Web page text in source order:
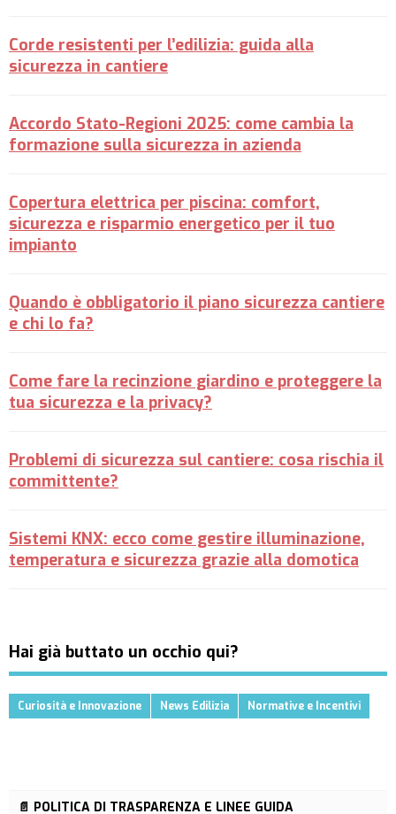
Corde resistenti per l’edilizia: guida alla
sicurezza in cantiere
Accordo Stato-Regioni 2025: come cambia la
formazione sulla sicurezza in azienda
Copertura elettrica per piscina: comfort,
sicurezza e risparmio energetico per il tuo
impianto
Quando è obbligatorio il piano sicurezza cantiere
e chi lo fa?
Come fare la recinzione giardino e proteggere la
tua sicurezza e la privacy?
Problemi di sicurezza sul cantiere: cosa rischia il
committente?
Sistemi KNX: ecco come gestire illuminazione,
temperatura e sicurezza grazie alla domotica
Hai già buttato un occhio qui?
Curiosità e Innovazione News Edilizia Normative e Incentivi
📄 POLITICA DI TRASPARENZA E LINEE GUIDA